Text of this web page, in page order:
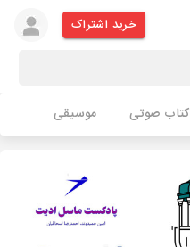
خرید اشتراک
کتاب صوتی موسیقی